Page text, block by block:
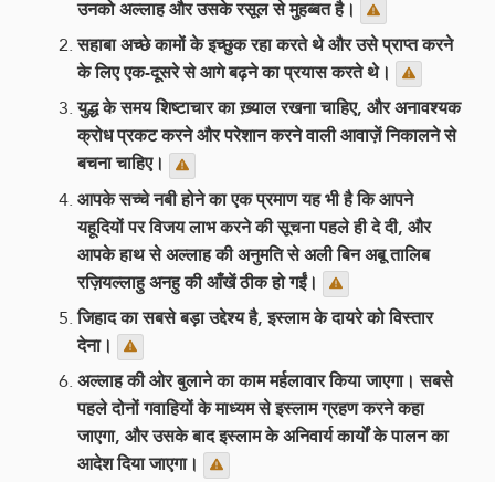
उनको अल्लाह और उसके रसूल से मुहब्बत है।
सहाबा अच्छे कामों के इच्छुक रहा करते थे और उसे प्राप्त करने
के लिए एक-दूसरे से आगे बढ़ने का प्रयास करते थे।
युद्ध के समय शिष्टाचार का ख़्याल रखना चाहिए, और अनावश्यक
क्रोध प्रकट करने और परेशान करने वाली आवाज़ें निकालने से
बचना चाहिए।
आपके सच्चे नबी होने का एक प्रमाण यह भी है कि आपने
यहूदियों पर विजय लाभ करने की सूचना पहले ही दे दी, और
आपके हाथ से अल्लाह की अनुमति से अली बिन अबू तालिब
रज़ियल्लाहु अनहु की आँखें ठीक हो गईं।
जिहाद का सबसे बड़ा उद्देश्य है, इस्लाम के दायरे को विस्तार
देना।
अल्लाह की ओर बुलाने का काम मर्हलावार किया जाएगा। सबसे
पहले दोनों गवाहियों के माध्यम से इस्लाम ग्रहण करने कहा
जाएगा, और उसके बाद इस्लाम के अनिवार्य कार्यों के पालन का
आदेश दिया जाएगा।